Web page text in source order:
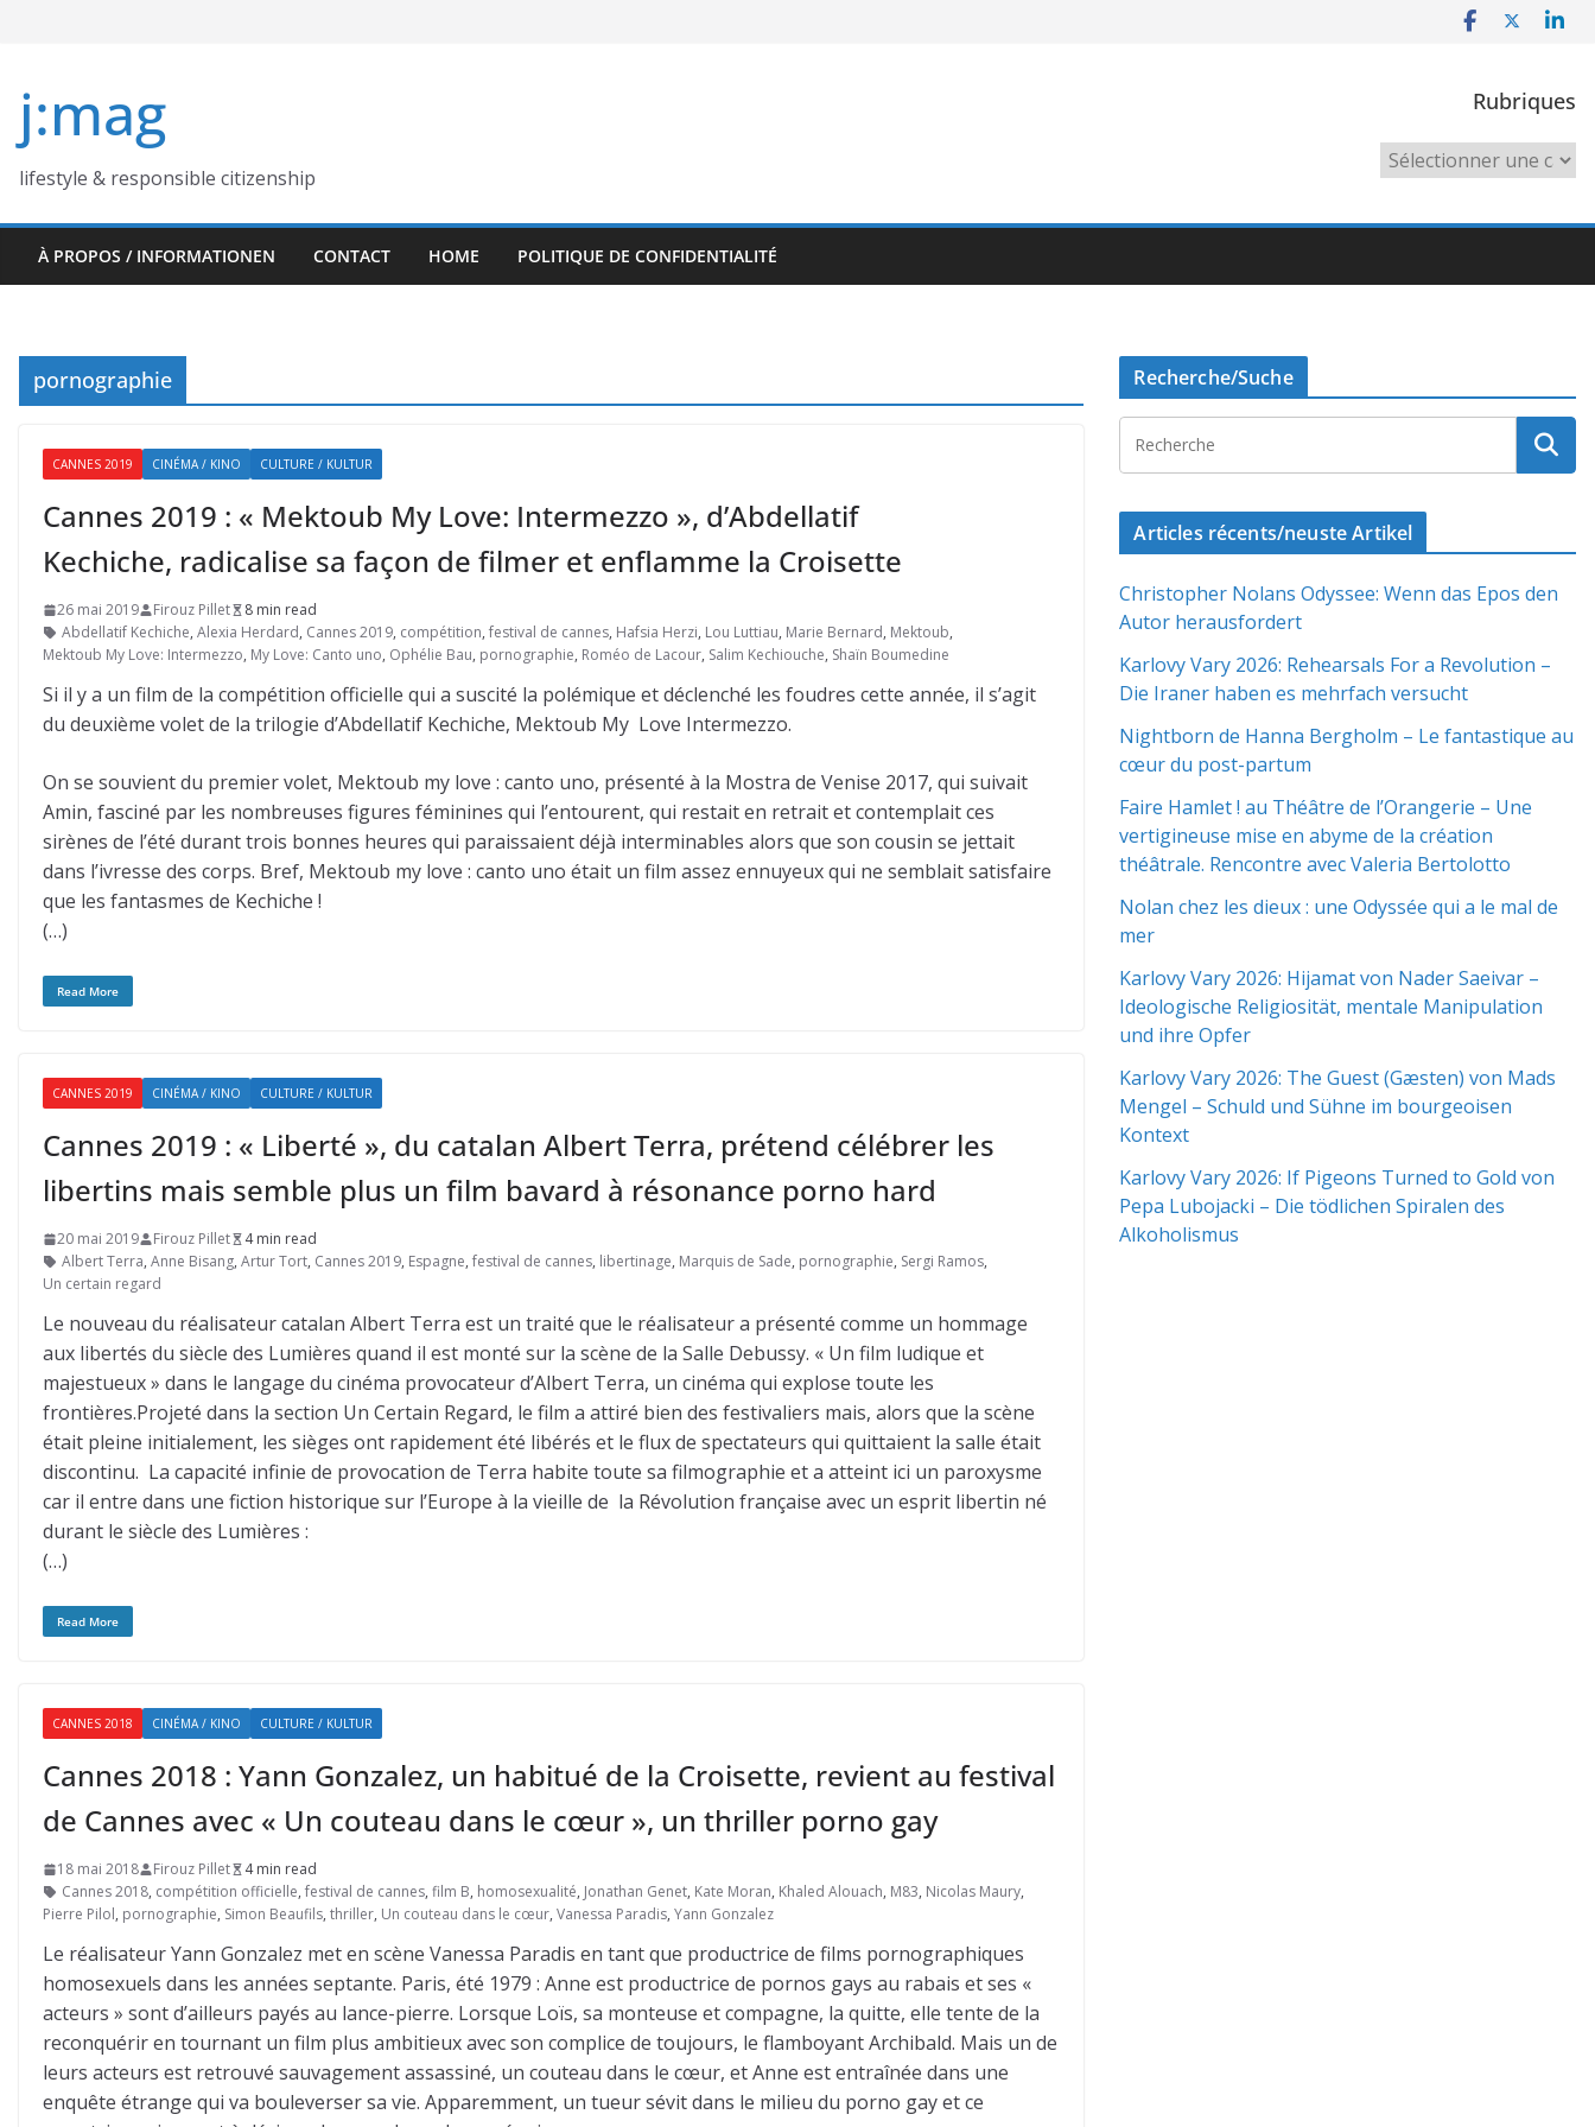
j:mag
lifestyle & responsible citizenship
Rubriques
Rubriques
À PROPOS / INFORMATIONEN CONTACT HOME POLITIQUE DE CONFIDENTIALITÉ
pornographie
CANNES 2019 CINÉMA / KINO CULTURE / KULTUR
Cannes 2019 : « Mektoub My Love: Intermezzo », d’Abdellatif
Kechiche, radicalise sa façon de filmer et enflamme la Croisette
26 mai 2019 Firouz Pillet
8 min read
Abdellatif Kechiche, Alexia Herdard, Cannes 2019, compétition, festival de cannes, Hafsia Herzi, Lou Luttiau, Marie Bernard, Mektoub,
Mektoub My Love: Intermezzo, My Love: Canto uno, Ophélie Bau, pornographie, Roméo de Lacour, Salim Kechiouche, Shaïn Boumedine
Si il y a un film de la compétition officielle qui a suscité la polémique et déclenché les foudres cette année, il s’agit
du deuxième volet de la trilogie d’Abdellatif Kechiche, Mektoub My Love Intermezzo.
On se souvient du premier volet, Mektoub my love : canto uno, présenté à la Mostra de Venise 2017, qui suivait
Amin, fasciné par les nombreuses figures féminines qui l’entourent, qui restait en retrait et contemplait ces
sirènes de l’été durant trois bonnes heures qui paraissaient déjà interminables alors que son cousin se jettait
dans l’ivresse des corps. Bref, Mektoub my love : canto uno était un film assez ennuyeux qui ne semblait satisfaire
que les fantasmes de Kechiche !
(…)
Read More
CANNES 2019 CINÉMA / KINO CULTURE / KULTUR
Cannes 2019 : « Liberté », du catalan Albert Terra, prétend célébrer les
libertins mais semble plus un film bavard à résonance porno hard
20 mai 2019 Firouz Pillet
4 min read
Albert Terra, Anne Bisang, Artur Tort, Cannes 2019, Espagne, festival de cannes, libertinage, Marquis de Sade, pornographie, Sergi Ramos,
Un certain regard
Le nouveau du réalisateur catalan Albert Terra est un traité que le réalisateur a présenté comme un hommage
aux libertés du siècle des Lumières quand il est monté sur la scène de la Salle Debussy. « Un film ludique et
majestueux » dans le langage du cinéma provocateur d’Albert Terra, un cinéma qui explose toute les
frontières.Projeté dans la section Un Certain Regard, le film a attiré bien des festivaliers mais, alors que la scène
était pleine initialement, les sièges ont rapidement été libérés et le flux de spectateurs qui quittaient la salle était
discontinu. La capacité infinie de provocation de Terra habite toute sa filmographie et a atteint ici un paroxysme
car il entre dans une fiction historique sur l’Europe à la vieille de la Révolution française avec un esprit libertin né
durant le siècle des Lumières :
(…)
Read More
CANNES 2018 CINÉMA / KINO CULTURE / KULTUR
Cannes 2018 : Yann Gonzalez, un habitué de la Croisette, revient au festival
de Cannes avec « Un couteau dans le cœur », un thriller porno gay
18 mai 2018 Firouz Pillet
4 min read
Cannes 2018, compétition officielle, festival de cannes, film B, homosexualité, Jonathan Genet, Kate Moran, Khaled Alouach, M83, Nicolas Maury,
Pierre Pilol, pornographie, Simon Beaufils, thriller, Un couteau dans le cœur, Vanessa Paradis, Yann Gonzalez
Le réalisateur Yann Gonzalez met en scène Vanessa Paradis en tant que productrice de films pornographiques
homosexuels dans les années septante. Paris, été 1979 : Anne est productrice de pornos gays au rabais et ses «
acteurs » sont d’ailleurs payés au lance-pierre. Lorsque Loïs, sa monteuse et compagne, la quitte, elle tente de la
reconquérir en tournant un film plus ambitieux avec son complice de toujours, le flamboyant Archibald. Mais un de
leurs acteurs est retrouvé sauvagement assassiné, un couteau dans le cœur, et Anne est entraînée dans une
enquête étrange qui va bouleverser sa vie. Apparemment, un tueur sévit dans le milieu du porno gay et ce
Recherche/Suche
Articles récents/neuste Artikel
Christopher Nolans Odyssee: Wenn das Epos den
Autor herausfordert
Karlovy Vary 2026: Rehearsals For a Revolution –
Die Iraner haben es mehrfach versucht
Nightborn de Hanna Bergholm – Le fantastique au
cœur du post-partum
Faire Hamlet ! au Théâtre de l’Orangerie – Une
vertigineuse mise en abyme de la création
théâtrale. Rencontre avec Valeria Bertolotto
Nolan chez les dieux : une Odyssée qui a le mal de
mer
Karlovy Vary 2026: Hijamat von Nader Saeivar​​ –
Ideologische Religiosität, mentale Manipulation
und ihre Opfer
Karlovy Vary 2026: The Guest (Gæsten) von Mads
Mengel – Schuld und Sühne im bourgeoisen
Kontext
Karlovy Vary 2026: If Pigeons Turned to Gold von
Pepa Lubojacki – Die tödlichen Spiralen des
Alkoholismus